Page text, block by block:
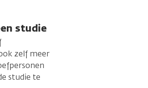
studie
zelf meer
studie te